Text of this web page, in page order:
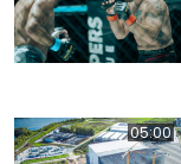
05:00